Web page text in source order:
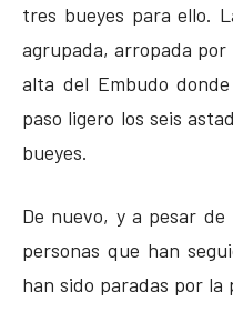
tres bueyes para ello.
agrupada, arropada
alta del Embudo
paso ligero los seis
bueyes.
De nuevo, y a pesar
personas que han
han sido paradas por la